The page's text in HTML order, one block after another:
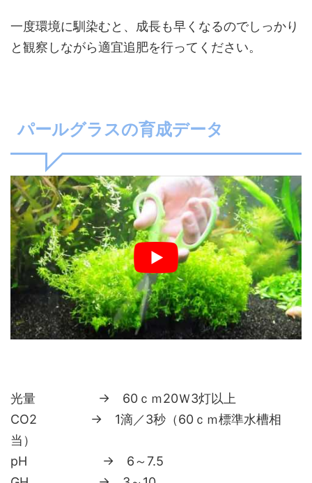
一度環境に馴染むと、成長も早くなるのでしっかり
と観察しながら適宜追肥を行ってください。
パールグラスの育成データ
光量 → 60ｃｍ20Ｗ3灯以上
CO2 → 1滴／3秒（60ｃｍ標準水槽相
当）
pH → 6～7.5